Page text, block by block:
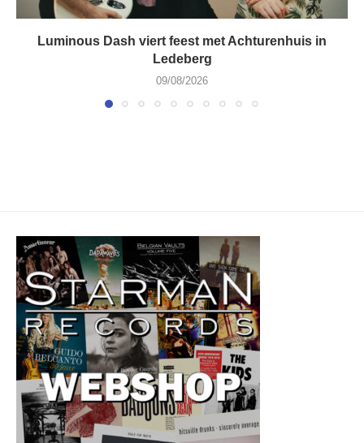
Luminous Dash viert feest met Achturenhuis in
Ledeberg
09/08/2026